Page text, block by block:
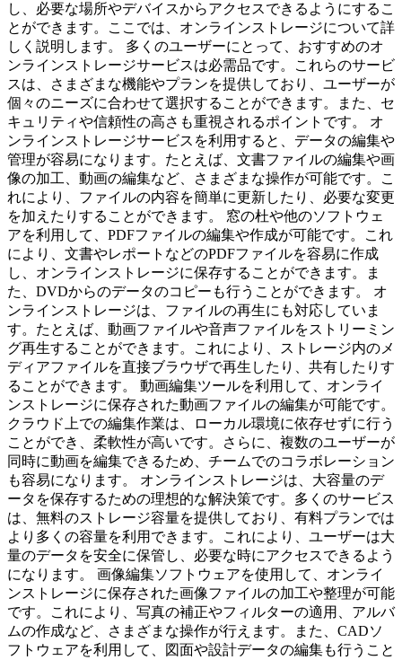
し、必要な場所やデバイスからアクセスできるようにするこ
とができます。ここでは、オンラインストレージについて詳
しく説明します。 多くのユーザーにとって、おすすめのオ
ンラインストレージサービスは必需品です。これらのサービ
スは、さまざまな機能やプランを提供しており、ユーザーが
個々のニーズに合わせて選択することができます。また、セ
キュリティや信頼性の高さも重視されるポイントです。 オ
ンラインストレージサービスを利用すると、データの編集や
管理が容易になります。たとえば、文書ファイルの編集や画
像の加工、動画の編集など、さまざまな操作が可能です。こ
れにより、ファイルの内容を簡単に更新したり、必要な変更
を加えたりすることができます。 窓の杜や他のソフトウェ
アを利用して、PDFファイルの編集や作成が可能です。これ
により、文書やレポートなどのPDFファイルを容易に作成
し、オンラインストレージに保存することができます。ま
た、DVDからのデータのコピーも行うことができます。 オ
ンラインストレージは、ファイルの再生にも対応していま
す。たとえば、動画ファイルや音声ファイルをストリーミン
グ再生することができます。これにより、ストレージ内のメ
ディアファイルを直接ブラウザで再生したり、共有したりす
ることができます。 動画編集ツールを利用して、オンライ
ンストレージに保存された動画ファイルの編集が可能です。
クラウド上での編集作業は、ローカル環境に依存せずに行う
ことができ、柔軟性が高いです。さらに、複数のユーザーが
同時に動画を編集できるため、チームでのコラボレーション
も容易になります。 オンラインストレージは、大容量のデ
ータを保存するための理想的な解決策です。多くのサービス
は、無料のストレージ容量を提供しており、有料プランでは
より多くの容量を利用できます。これにより、ユーザーは大
量のデータを安全に保管し、必要な時にアクセスできるよう
になります。 画像編集ソフトウェアを使用して、オンライ
ンストレージに保存された画像ファイルの加工や整理が可能
です。これにより、写真の補正やフィルターの適用、アルバ
ムの作成など、さまざまな操作が行えます。また、CADソ
フトウェアを利用して、図面や設計データの編集も行うこと